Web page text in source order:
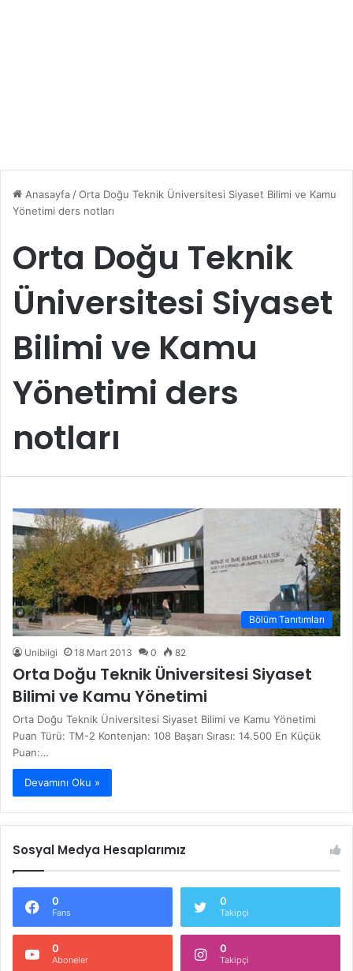
Anasayfa /Orta Doğu Teknik Üniversitesi Siyaset Bilimi ve Kamu
Yönetimi ders notları
Orta Doğu Teknik
Üniversitesi Siyaset
Bilimi ve Kamu
Yönetimi ders
notları
Bölüm Tanıtımları
Unibilgi 18 Mart 2013 0 82
Orta Doğu Teknik Üniversitesi Siyaset
Bilimi ve Kamu Yönetimi
Orta Doğu Teknik Üniversitesi Siyaset Bilimi ve Kamu Yönetimi
Puan Türü: TM-2 Kontenjan: 108 Başarı Sırası: 14.500 En Küçük
Puan:…
Devamını Oku »
Sosyal Medya Hesaplarımız
0
Fans
0
Takipçi
0
Aboneler
0
Takipçi